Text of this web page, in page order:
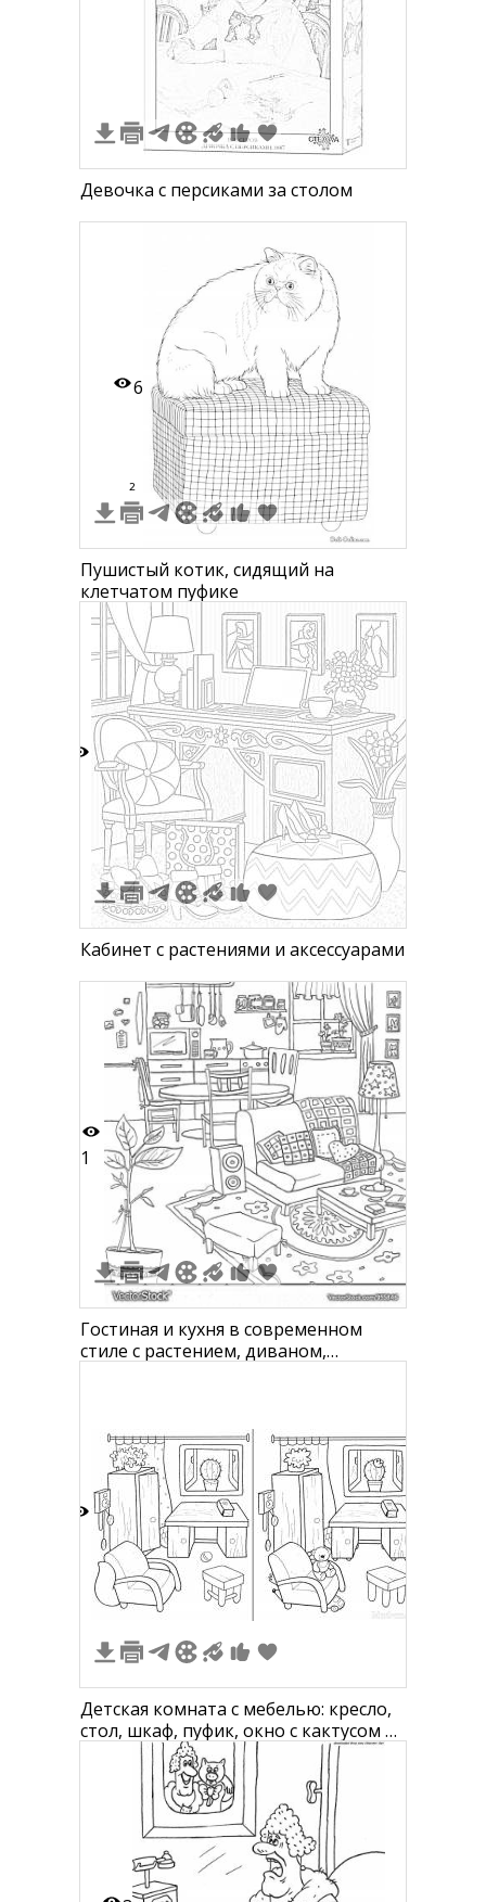
Девочка с персиками за столом
6
2
Пушистый котик, сидящий на
клетчатом пуфике
Кабинет с растениями и аксессуарами
1
Гостиная и кухня в современном
стиле с растением, диваном,
занавесками
Детская комната с мебелью: кресло,
стол, шкаф, пуфик, окно с кактусом и
растением